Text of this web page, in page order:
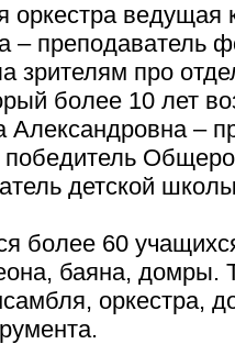
оркестра ведущая
– преподаватель
зрителям про
более 10 лет
Александровна –
детской
более 60
баяна, домры.
оркестра,